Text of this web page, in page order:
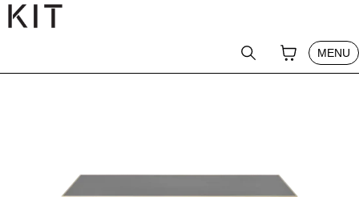
PRODUCT
SEARCHYOURMENU